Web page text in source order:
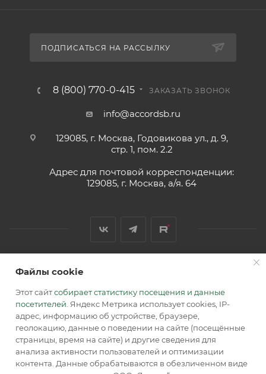
ПОДПИСАТЬСЯ НА РАССЫЛКУ
8 (800) 770-0-415 ЗАКАЗАТЬ ЗВОНОК
info@accordsb.ru
129085, г. Москва, Годовикова ул., д. 9,
стр. 1, пом. 2.2
Адрес для почтовой корреспонденции:
129085, г. Москва, а/я. 64
2026 © Обращаем Ваше внимание на то, что вся
информация, размещенная на сайте, носит
информационный характер и не является публичной
офертой, определяемой положениями Статьи 437 (2) ГК РФ.
Файлы cookie
Этот сайтсобирает статистику посещения и данные
посетителей . Яндекс Метрика использует cookies, IP-
адрес, информацию об устройстве, браузере,
геолокацию, данные о поведении на сайте (посещённые
страницы, время на сайте) и другие сведения для
анализа активности пользователей и оптимизации
контента. Данные обрабатываются в обезличенном виде